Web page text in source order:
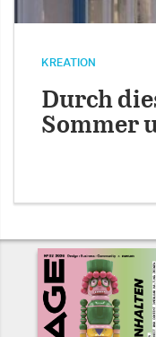
KREATION
Durch
Sommer